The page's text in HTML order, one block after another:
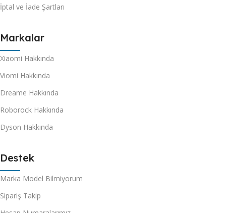
İptal ve İade Şartları
Markalar
Xiaomi Hakkında
Viomi Hakkında
Dreame Hakkında
Roborock Hakkında
Dyson Hakkında
Destek
Marka Model Bilmiyorum
Sipariş Takip